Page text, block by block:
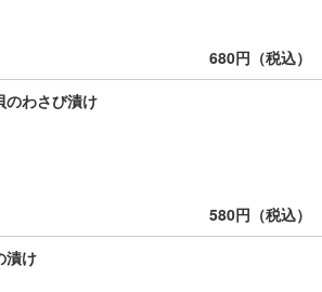
680円（税込）
のわさび漬け
580円（税込）
漬け